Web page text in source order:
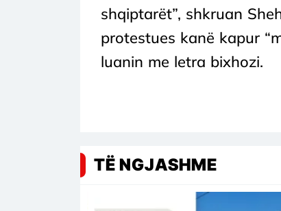
shqiptarët”, shkruan
protestues kanë kapur
luanin me letra bixhozi.
TË NGJASHME